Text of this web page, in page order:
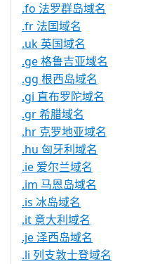
.fo 法罗群岛域名
.fr 法国域名
.uk 英国域名
.ge 格鲁吉亚域名
.gg 根西岛域名
.gi 直布罗陀域名
.gr 希腊域名
.hr 克罗地亚域名
.hu 匈牙利域名
.ie 爱尔兰域名
.im 马恩岛域名
.is 冰岛域名
.it 意大利域名
.je 泽西岛域名
.li 列支敦士登域名